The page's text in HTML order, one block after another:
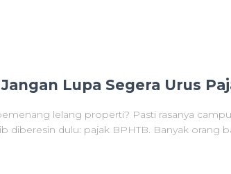
Lupa Segera Urus
lelang properti? Pasti rasanya
diberesin dulu: pajak BPHTB. Banyak orang